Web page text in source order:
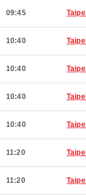
09:45
10:40
10:40
10:40
10:40
11:20
11:20